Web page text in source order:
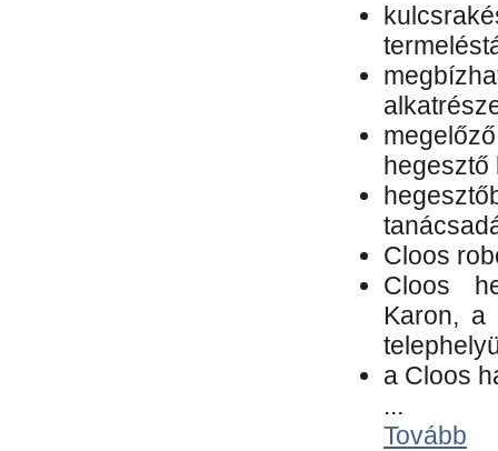
hegesztő
Cloos
Cloos
Karon, a
a Cloos
...
Tovább